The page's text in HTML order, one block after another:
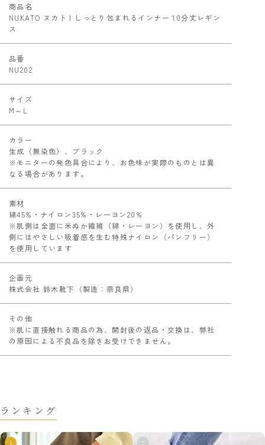
商品名
NUKATO ヌカト | しっとり包まれるインナー 10分丈レギン
ス
品番
NU202
サイズ
M～L
カラー
生成（無染色）、ブラック
※モニターの発色具合により、お色味が実際のものとは異
なる場合があります。
素材
綿45%・ナイロン35%・レーヨン20%
※肌側は全面に米ぬか繊維（綿・レーヨン）を使用し、外
側にはやさしい吸着感を生む特殊ナイロン（パンフリー）
を使用しています
企画元
株式会社 鈴木靴下（製造：奈良県）
その他
※肌に直接触れる商品の為、開封後の返品・交換は、弊社
の原因による不良品を除きお受けできません。
ランキング